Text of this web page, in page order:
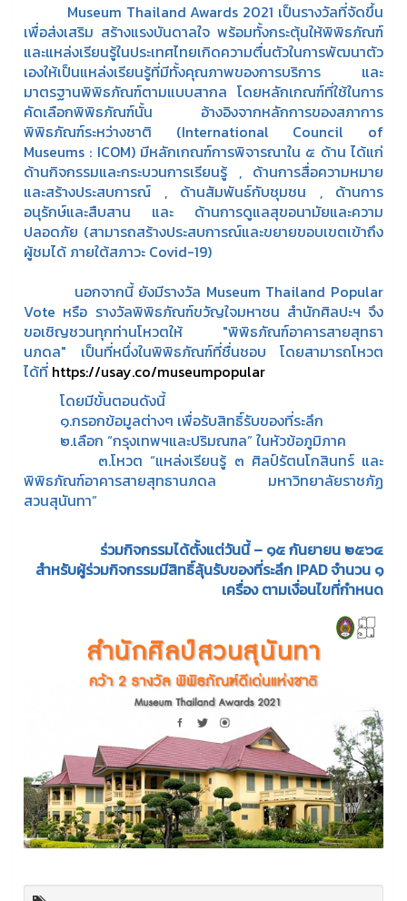
Museum Thailand Awards 2021 เป็นรางวัลที่จัดขึ้น
เพื่อส่งเสริม สร้างแรงบันดาลใจ พร้อมทั้งกระตุ้นให้พิพิธภัณฑ์
และแหล่งเรียนรู้ในประเทศไทยเกิดความตื่นตัวในการพัฒนาตัว
เองให้เป็นแหล่งเรียนรู้ที่มีทั้งคุณภาพของการบริการ และ
มาตรฐานพิพิธภัณฑ์ตามแบบสากล โดยหลักเกณฑ์ที่ใช้ในการ
คัดเลือกพิพิธภัณฑ์นั้น อ้างอิงจากหลักการของสภาการ
พิพิธภัณฑ์ระหว่างชาติ (International Council of
Museums : ICOM) มีหลักเกณฑ์การพิจารณาใน ๕ ด้าน ได้แก่
ด้านกิจกรรมและกระบวนการเรียนรู้ , ด้านการสื่อความหมาย
และสร้างประสบการณ์ , ด้านสัมพันธ์กับชุมชน , ด้านการ
อนุรักษ์และสืบสาน และ ด้านการดูแลสุขอนามัยและความ
ปลอดภัย (สามารถสร้างประสบการณ์และขยายขอบเขตเข้าถึง
ผู้ชมได้ ภายใต้สภาวะ Covid-19)
นอกจากนี้ ยังมีรางวัล Museum Thailand Popular
Vote หรือ รางวัลพิพิธภัณฑ์ขวัญใจมหาชน สำนักศิลปะฯ จึง
ขอเชิญชวนทุกท่านโหวตให้ "พิพิธภัณฑ์อาคารสายสุทธา
นภดล" เป็นที่หนึ่งในพิพิธภัณฑ์ที่ชื่นชอบ โดยสามารถโหวต
ได้ที่ https://usay.co/museumpopular
โดยมีขั้นตอนดังนี้
๑.กรอกข้อมูลต่างๆ เพื่อรับสิทธิ์รับของที่ระลึก
๒.เลือก “กรุงเทพฯและปริมณฑล” ในหัวข้อภูมิภาค
๓.โหวต “แหล่งเรียนรู้ ๓ ศิลป์รัตนโกสินทร์ และ
พิพิธภัณฑ์อาคารสายสุทธานภดล มหาวิทยาลัยราชภัฏ
สวนสุนันทา”
ร่วมกิจกรรมได้ตั้งแต่วันนี้ – ๑๕ กันยายน ๒๕๖๔
สำหรับผู้ร่วมกิจกรรมมีสิทธิ์ลุ้นรับของที่ระลึก IPAD จำนวน ๑
เครื่อง ตามเงื่อนไขที่กำหนด